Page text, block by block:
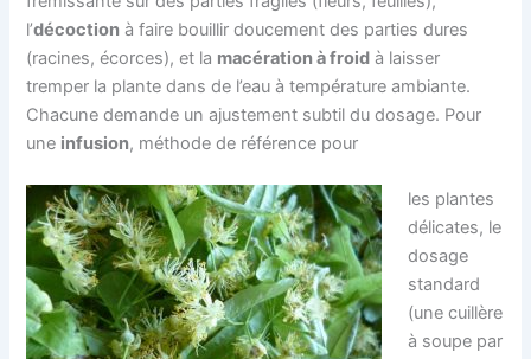
l’décoction à faire bouillir doucement des parties dures
(racines, écorces), et la macération à froid à laisser
tremper la plante dans de l’eau à température ambiante.
Chacune demande un ajustement subtil du dosage. Pour
une infusion, méthode de référence pour
les plantes
délicates, le
dosage
standard
(une cuillère
à soupe par